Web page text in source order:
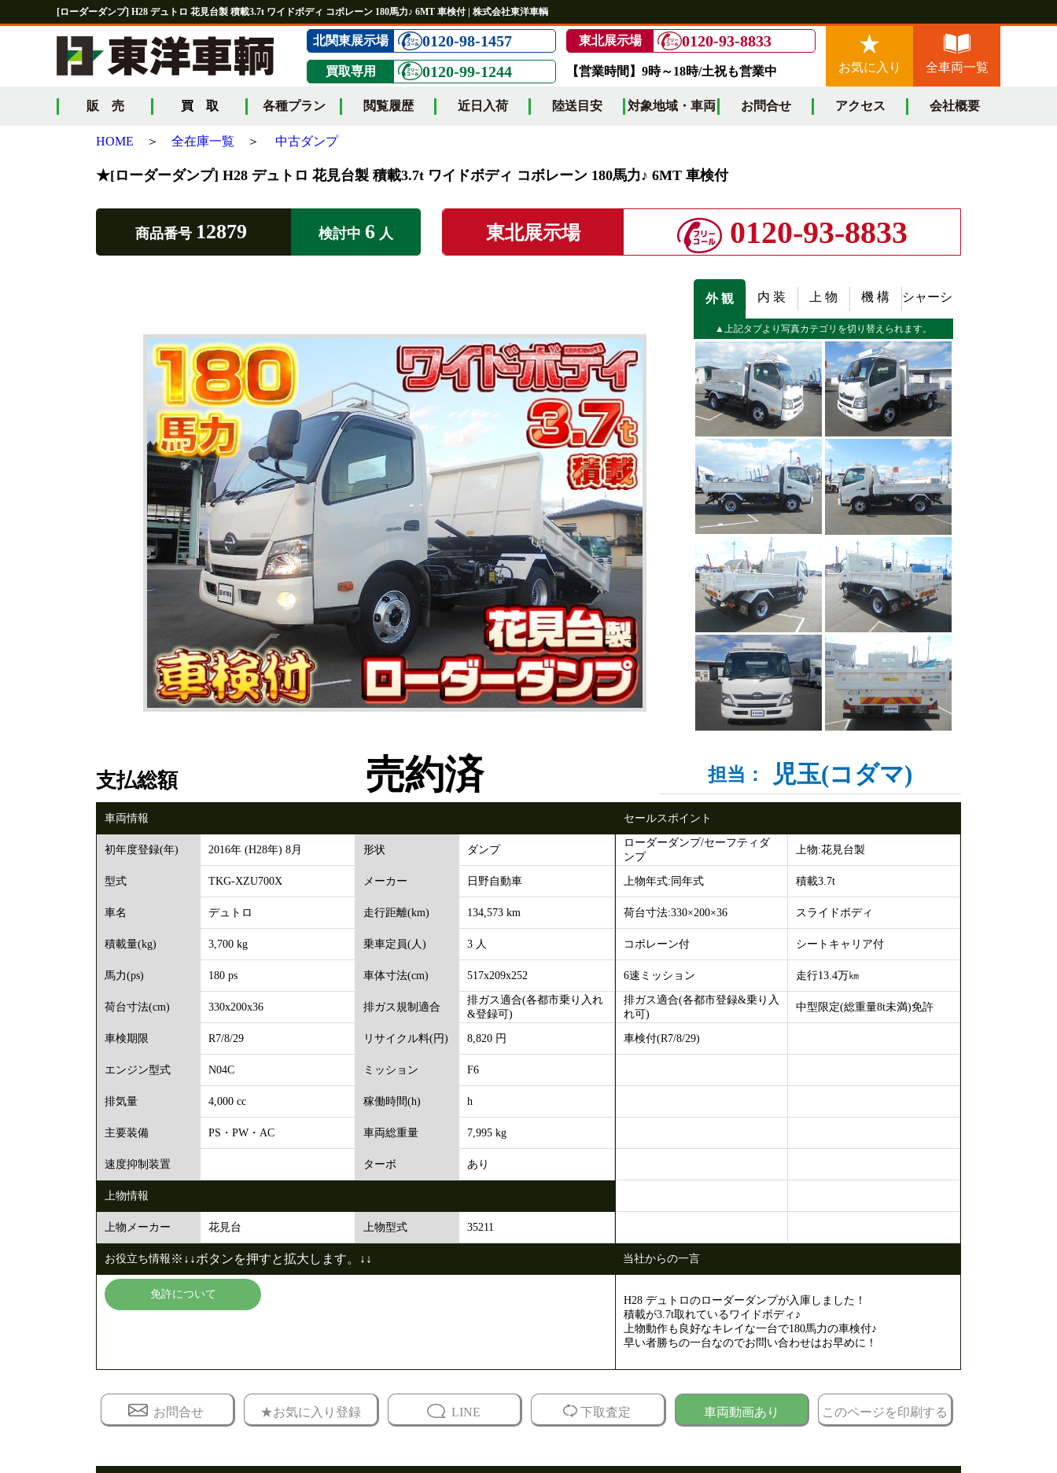
[ローダーダンプ] H28 デュトロ 花見台製 積載3.7t ワイドボディ コボレーン 180馬力♪ 6MT 車検付 | 株式会社東洋車輌
北関東展示場 0120-98-1457 東北展示場 0120-93-8833
買取専用 0120-99-1244 【営業時間】9時～18時/土祝も営業中 お気に入り 全車両一覧
販 売 買 取 各種プラン 閲覧履歴 近日入荷 陸送目安 対象地域・車両 お問合せ アクセス 会社概要
HOME ＞ 全在庫一覧 ＞ 中古ダンプ
★[ローダーダンプ] H28 デュトロ 花見台製 積載3.7t ワイドボディ コボレーン 180馬力♪ 6MT 車検付
商品番号 12879 検討中 6 人 東北展示場 0120-93-8833
外 観 内 装 上 物 機 構 シャーシ
▲上記タブより写真カテゴリを切り替えられます。
支払総額 売約済 担当： 児玉(コダマ)
車両情報
初年度登録(年) 2016年 (H28年) 8月 形状 ダンプ
型式 TKG-XZU700X メーカー 日野自動車
車名 デュトロ 走行距離(km) 134,573 km
積載量(kg) 3,700 kg 乗車定員(人) 3 人
馬力(ps) 180 ps 車体寸法(cm) 517x209x252
荷台寸法(cm) 330x200x36 排ガス規制適合
排ガス適合(各都市乗り入れ
&登録可)
車検期限 R7/8/29 リサイクル料(円) 8,820 円
エンジン型式 N04C ミッション F6
排気量 4,000 cc 稼働時間(h) h
主要装備 PS・PW・AC 車両総重量 7,995 kg
速度抑制装置 ターボ あり
上物情報
上物メーカー 花見台 上物型式 35211
セールスポイント
ローダーダンプ/セーフティダ
ンプ
上物:花見台製
上物年式:同年式 積載3.7t
荷台寸法:330×200×36 スライドボディ
コボレーン付 シートキャリア付
6速ミッション 走行13.4万㎞
排ガス適合(各都市登録&乗り入
れ可)
中型限定(総重量8t未満)免許
車検付(R7/8/29)
お役立ち情報 ※↓↓ボタンを押すと拡大します。↓↓
免許について
当社からの一言
H28 デュトロのローダーダンプが入庫しました！
積載が3.7t取れているワイドボディ♪
上物動作も良好なキレイな一台で180馬力の車検付♪
早い者勝ちの一台なのでお問い合わせはお早めに！
お問合せ ★お気に入り登録 LINE 下取査定 車両動画あり このページを印刷する